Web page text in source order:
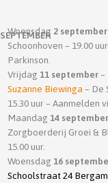
SEPTEMBER
Woensdag 2
Schoonhoven – 19.00
Parkinson.
Vrijdag 11 september–
Suzanne Biewinga – De
15.30 uur – Aanmelden
Maandag 14
Zorgboerderij Groei &
15.00 uur.
Woensdag 16
Schoolstraat 24